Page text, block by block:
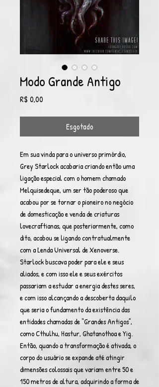
Modo Grande Antigo
R$ 0,00
Esgotado
Em sua vinda para o universo primórdio,
Grey Starlock acabaria criando então uma
ligação especial com o homem chamado
Melquisedeque, um ser tão poderoso que
acabou por se tornar o pioneiro no negócio
de domesticação e venda de criaturas
lovecraftianas, que posteriormente, como
dito, acabou se ligando contratualmente
com a Lenda Universal de Xenoverse.
Starlock buscava poder para ele e seus
aliados, e com isso ele e seus exércitos
passariam a estudar a energia destes seres,
e com isso alcançando a descoberta daquilo
que seria o fundamento da existência das
entidades chamadas de “Grandes Antigos”,
como Cthulhu, Hastur, Ghatanothoa e Yig.
Então, quando a transformação é ativada, o
corpo do usuário se expande até atingir
dimensões colossais que variam entre 50 e
150 metros de altura, adquirindo a forma de